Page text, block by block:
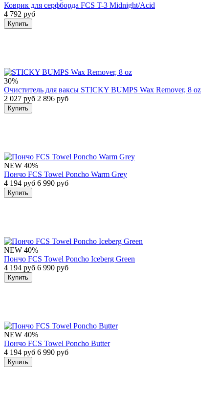
Коврик для серфборда FCS T-3 Midnight/Acid
4 792 руб
Купить
30%
Очиститель для ваксы STICKY BUMPS Wax Remover, 8 oz
2 027 руб 2 896 руб
Купить
NEW 40%
Пончо FCS Towel Poncho Warm Grey
4 194 руб 6 990 руб
Купить
NEW 40%
Пончо FCS Towel Poncho Iceberg Green
4 194 руб 6 990 руб
Купить
NEW 40%
Пончо FCS Towel Poncho Butter
4 194 руб 6 990 руб
Купить